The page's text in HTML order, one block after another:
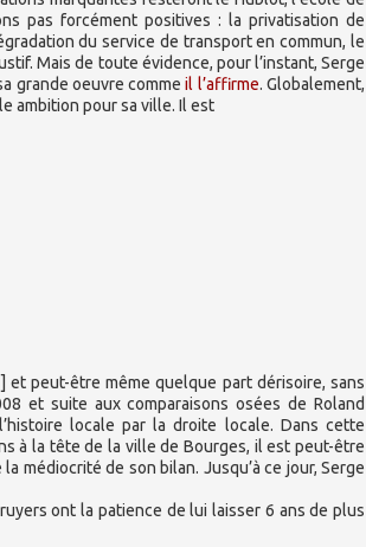
pas forcément positives : la privatisation de
du service de transport en commun, le
Mais de toute évidence, pour l’instant, Serge
grande oeuvre commeil l’affirme. Globalement,
ambition pour sa ville. Il est
] et peut-être même quelque part dérisoire, sans
et suite aux comparaisons osées de Roland
locale par la droite locale. Dans cette
à la tête de la ville de Bourges, il est peut-être
médiocrité de son bilan. Jusqu’à ce jour, Serge
ont la patience de lui laisser 6 ans de plus